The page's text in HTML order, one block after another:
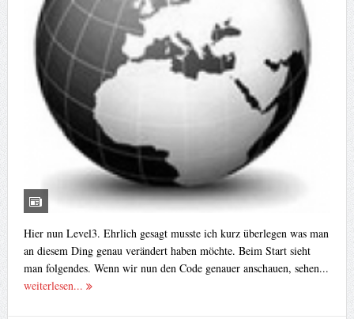
Hier nun Level3. Ehrlich gesagt musste ich kurz überlegen was man
an diesem Ding genau verändert haben möchte. Beim Start sieht
man folgendes. Wenn wir nun den Code genauer anschauen, sehen...
weiterlesen...